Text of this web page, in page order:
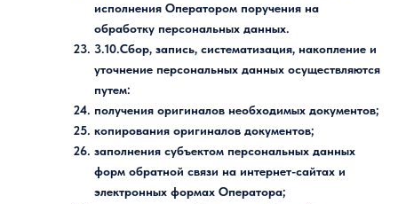
исполнения Оператором поручения на
обработку персональных данных.
3.10.Сбор, запись, систематизация, накопление и
уточнение персональных данных осуществляются
путем:
получения оригиналов необходимых документов;
копирования оригиналов документов;
заполнения субъектом персональных данных
форм обратной связи на интернет-сайтах и
электронных формах Оператора;